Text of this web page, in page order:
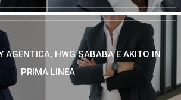
AGENTICA, HWG SABABA E AKITO IN
PRIMA LINEA